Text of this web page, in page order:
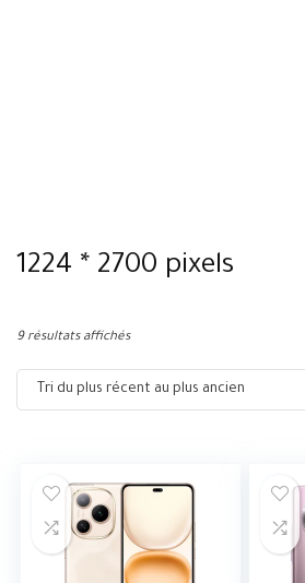
1224 * 2700 pixels
9 résultats affichés
Tri du plus récent au plus ancien